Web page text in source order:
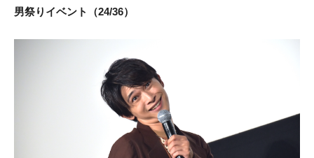
男祭りイベント（24/36）